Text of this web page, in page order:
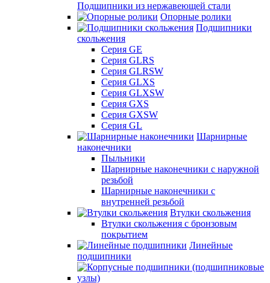
Подшипники из нержавеющей стали
Опорные ролики
Подшипники
скольжения
Серия GE
Серия GLRS
Серия GLRSW
Серия GLXS
Серия GLXSW
Серия GXS
Серия GXSW
Серия GL
Шарнирные
наконечники
Пыльники
Шарнирные наконечники с наружной
резьбой
Шарнирные наконечники с
внутренней резьбой
Втулки скольжения
Втулки скольжения с бронзовым
покрытием
Линейные
подшипники